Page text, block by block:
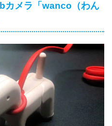
カメラ「wanco（わん